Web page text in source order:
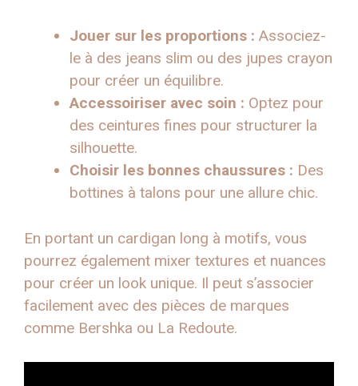
Jouer sur les proportions : Associez-
le à des jeans slim ou des jupes crayon
pour créer un équilibre.
Accessoiriser avec soin : Optez pour
des ceintures fines pour structurer la
silhouette.
Choisir les bonnes chaussures : Des
bottines à talons pour une allure chic.
En portant un cardigan long à motifs, vous
pourrez également mixer textures et nuances
pour créer un look unique. Il peut s’associer
facilement avec des pièces de marques
comme Bershka ou La Redoute.